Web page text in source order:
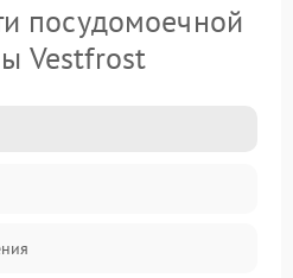
посудомоечной
Vestfrost